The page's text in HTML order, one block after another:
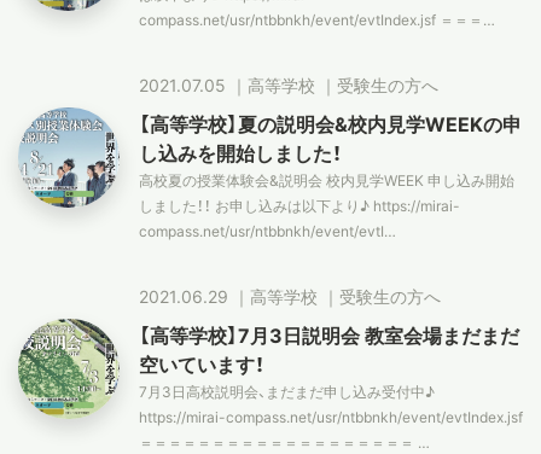
スタディツアー
ニュース
教員ブログ
在校生・保護者・卒業生の方へ
compass.net/usr/ntbbnkh/event/evtIndex.jsf ＝＝＝…
2021.07.05 ｜ 高等学校 ｜ 受験生の方へ
【高等学校】夏の説明会&校内見学WEEKの申
し込みを開始しました！
高校夏の授業体験会&説明会 校内見学WEEK 申し込み開始
しました！！ お申し込みは以下より♪ https://mirai-
compass.net/usr/ntbbnkh/event/evtI…
2021.06.29 ｜ 高等学校 ｜ 受験生の方へ
【高等学校】7月3日説明会 教室会場まだまだ
空いています！
7月3日高校説明会、まだまだ申し込み受付中♪
https://mirai-compass.net/usr/ntbbnkh/event/evtIndex.jsf
＝＝＝＝＝＝＝＝＝＝＝＝＝＝＝＝＝＝＝ …